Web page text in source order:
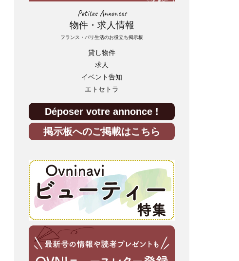
Petites Annonces
物件・求人情報
フランス・パリ生活のお役立ち掲示板
貸し物件
求人
イベント告知
エトセトラ
Déposer votre annonce !
掲示板へのご掲載はこちら